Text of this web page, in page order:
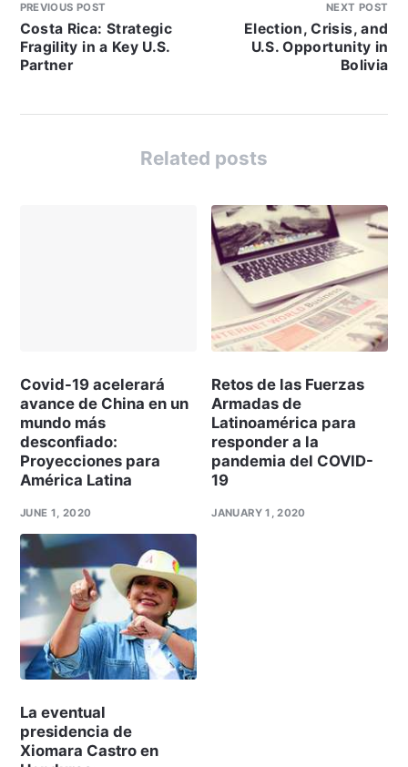
PREVIOUS POST
Costa Rica: Strategic
Fragility in a Key U.S.
Partner
NEXT POST
Election, Crisis, and
U.S. Opportunity in
Bolivia
Related posts
Covid-19 acelerará
avance de China en un
mundo más
desconfiado:
Proyecciones para
América Latina
JUNE 1, 2020
Retos de las Fuerzas
Armadas de
Latinoamérica para
responder a la
pandemia del COVID-
19
JANUARY 1, 2020
La eventual
presidencia de
Xiomara Castro en